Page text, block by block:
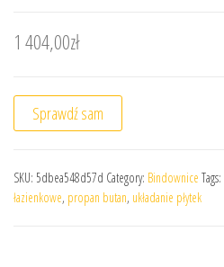
1 404,00zł
Sprawdź sam
SKU: 5dbea548d57d Category: Bindownice Tags:
łazienkowe, propan butan, układanie płytek